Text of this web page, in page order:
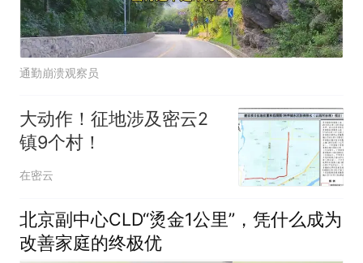
通勤崩溃观察员
大动作！征地涉及密云2
镇9个村！
在密云
北京副中心CLD“烫金1公里”，凭什么成为
改善家庭的终极优